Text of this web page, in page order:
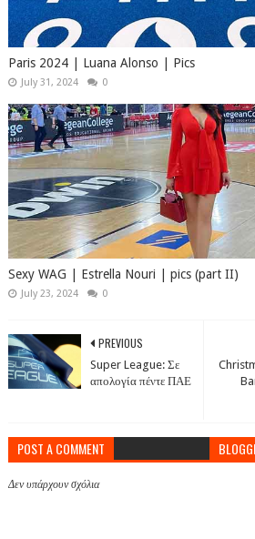
Paris 2024 | Luana Alonso | Pics
July 31, 2024 0
Sexy WAG | Estrella Nouri | pics (part II)
July 23, 2024 0
PREVIOUS
Super League: Σε
απολογία πέντε ΠΑΕ
POST A COMMENT
Δεν υπάρχουν σχόλια